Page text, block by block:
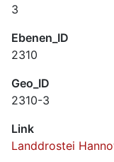
3
Ebenen_ID
2310
Geo_ID
2310-3
Link
Landdrostei